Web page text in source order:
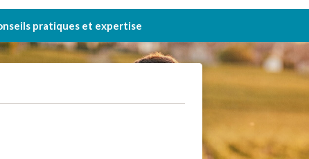
pratiques et expertise